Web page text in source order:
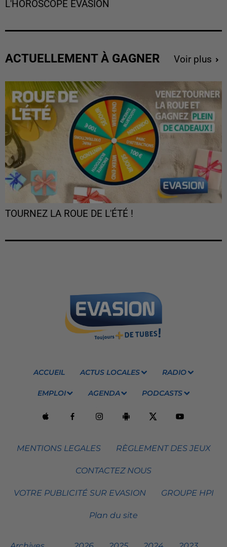
L'HOROSCOPE EVASION
ACTUELLEMENT À GAGNER Voir plus
TOURNEZ LA ROUE DE L'ÉTÉ !
ACCUEIL ACTUS LOCALES RADIO
EMPLOI AGENDA PODCASTS
MENTIONS LEGALES RÈGLEMENT DES JEUX
CONTACTEZ NOUS
VOTRE PUBLICITÉ SUR EVASION GROUPE HPI
Plan du site